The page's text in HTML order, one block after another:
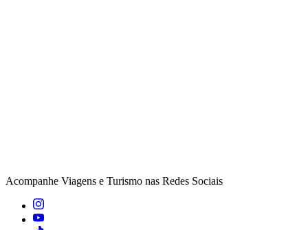
Acompanhe Viagens e Turismo nas Redes Sociais